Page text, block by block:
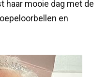
haar mooie dag met de
en